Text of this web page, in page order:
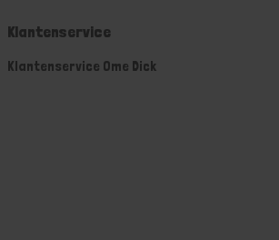
Klantenservice
Klantenservice Ome Dick